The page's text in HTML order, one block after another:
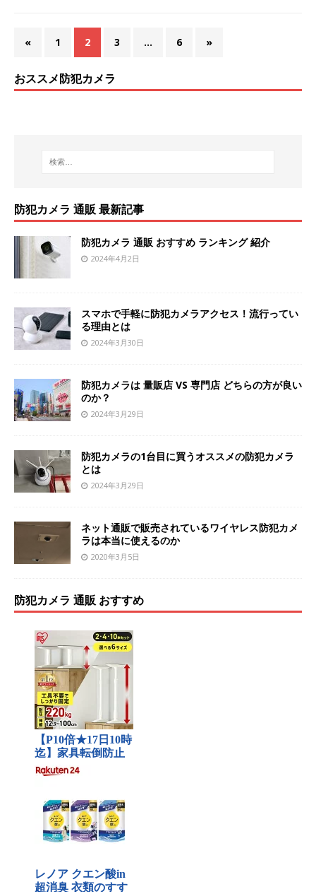
« 1 2 3 … 6 »
おススメ防犯カメラ
防犯カメラ 通販 最新記事
防犯カメラ 通販 おすすめ ランキング 紹介
2024年4月2日
スマホで手軽に防犯カメラアクセス！流行ってい
る理由とは
2024年3月30日
防犯カメラは 量販店 VS 専門店 どちらの方が良い
のか？
2024年3月29日
防犯カメラの1台目に買うオススメの防犯カメラ
とは
2024年3月29日
ネット通販で販売されているワイヤレス防犯カメ
ラは本当に使えるのか
2020年3月5日
防犯カメラ 通販 おすすめ